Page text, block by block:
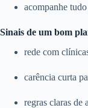
acompanhe
Sinais de um bom
rede com
carência curta
regras claras de